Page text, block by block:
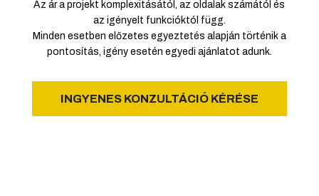
Az ár a projekt komplexitásától, az oldalak számától és
az igényelt funkcióktól függ.
Minden esetben előzetes egyeztetés alapján történik a
pontosítás, igény esetén egyedi ajánlatot adunk.
INGYENES KONZULTÁCIÓ KÉRÉSE